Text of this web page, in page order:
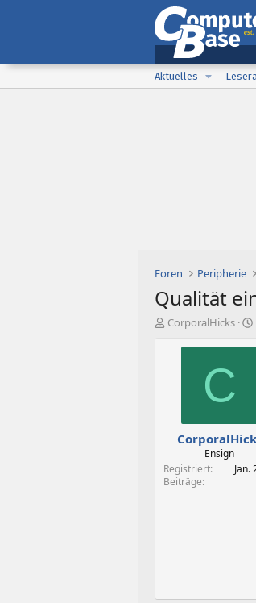
Aktuelles
Foren Peripherie
Qualität
E
CorporalHicks
C
Ensign
Registriert
Jan.
Beiträge